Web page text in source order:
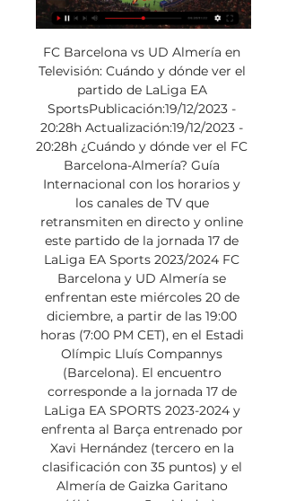
FC Barcelona vs UD Almería en Televisión: Cuándo y dónde ver el partido de LaLiga EA SportsPublicación:19/12/2023 - 20:28h Actualización:19/12/2023 - 20:28h ¿Cuándo y dónde ver el FC Barcelona-Almería? Guía Internacional con los horarios y los canales de TV que retransmiten en directo y online este partido de la jornada 17 de LaLiga EA Sports 2023/2024 FC Barcelona y UD Almería se enfrentan este miércoles 20 de diciembre, a partir de las 19:00 horas (7:00 PM CET), en el Estadi Olímpic Lluís Compannys (Barcelona). El encuentro corresponde a la jornada 17 de LaLiga EA SPORTS 2023-2024 y enfrenta al Barça entrenado por Xavi Hernández (tercero en la clasificación con 35 puntos) y el Almería de Gaizka Garitano (último, con 5 unidades). 

Su objetivo de esta temporada es quedar entre los primeros 7 lugares para obtener un boleto a la Champions League o la Europa League. El objetivo del Almería para este juego es poder quedarse con la victoria y de esa forma acercarse más a su objetivo, será un juego complicado pero no imposible de ganar. Su último juego fue el 17 de diciembre, resultó en un empate contra Mallorca 0 a 0 en el Power Horse Stadium y de esa forma consiguieron otro empate en el torneo. Llegan como los menos favoritos a ganar este partido, sin embargo podrían dar la sorpresa y quedarse con la victoria. 22:50hace 13 horasLos próximos tres jugadores se consideran claves para el ataque ofensivo del Barcelona y es probable que cualquiera de ellos pueda anotar en el partido contra el Almería. El jugador de Polonia Robert Lewandowski (#9) es un gran delantero que lo reconocen como el mayor anotador del equipo y como un gran líder dentro de la cancha. El mediocampista Ilkay Gündogan (#22) es otro distribuidor de juego dentro de la cancha que es de suma importancia, su gran control de balón lo convierten en el mayor asistidor del equipo. 

Directo Barça contra Almería hoy 20 diciembre 2023 TV hace 8 hace 33 minutos — hace 8 minutos — Barcelona vs Almería en vivo: partido online gratis en el estadio Olímpico Lluís Companys por LaLiga EA Sports.

A continuación, repasamos los horarios y dónde ver este partido de fútbol en TV. En España, el Barça-Almería será televisado en directo el miércoles 20 de diciembre a las 19:00 horas​ por los canales M+ LaLiga TV, M+ LaLiga TV 2, M+ LaLiga TV UHD, M+ LaLiga TV (Bar), a través de los operadores Movistar y Orange, que ofrecerán el partido en Internet y con acceso desde tu móvil, tablet, ordenador o Smart TV. Canales de TV que televisan el FC Barcelona-UD Almería en España M+ LaLiga TV: Canal 54 de Movistar y 110 de Orange. M+ LaLiga TV 2: Canal 57 de Movistar y 112 de Orange. M+ LaLiga TV UHD: Canal 440 de Movistar y 111 de Orange LaLiga TV (Bar): Canal 146 de Movistar (exclusivo para bares y locales públicos) Además, diferentes canales Internacionales de TV ofrecen ver el FC Barcelona-UD Almería de la jornada 17 de LaLiga EA SPORTS en directo a través de sus plataformas. Estos son los horarios y canales de televisión que retransmiten en vivo y online el partido FC Barcelona vs UD Almería, pero recuerda que si en tu país no se televisa, puedes seguir con nosotros el minuto y resultado aquí. 

Hoy Barcelona Almería en directo 20/12/2023 hace 5 horas — H hace 2 horas — Marta González Novo. Directo. 00:00 - 23:59. Otros directos Barcelona - Almería, en LaLiga EA Sports: horario y dónde ver en TV ...

23:05hace 13 horasEstos fueron los jugadores que empezaron el partido pasado: Iñaki Peña, Iñigo Martínez, Andreas Christensen, Alejandro Balde, João Cancelo, Pedri, Frenkie de Jong, Oriol Romeu, Robert Lewandowski, Ferran Torres y Lamine Yamal. 23:00hace 13 horasLos próximos tres jugadores se consideran claves para el ataque ofensivo del Almería y es probable que cualquiera de ellos pueda anotar en el partido contra Barcelona. El jugador español Sergio Arribas (#19) es un gran mediocampista que lo reconocen como el mayor anotador del equipo y como un gran líder dentro de la cancha. Su habilidad para controlar el balón y generar jugadas han sido de gran valor para su equipo y podríamos verlo anotar el miércoles. 

11:34hace 19 minutosLa designación arbitral para el juego de hoy es la siguiente: Árbitro central: Guillermo Cuadra Fernández. Árbitro asistente 1: José Luis González González. Árbitro asistente 2: Roberto Díaz Pérez del Palomar. 11:25hace 28 minutosLa última vez que se enfrentaron estos dos equipos fue el 26 de febrero de 2023 y en esa ocasión el partido terminó en una victoria 1 a 0 para Almerìa en el Power Horse Stadium. Aquel enfrentamiento estuvo lleno de faltas, tarjetas amarillas, tiros de esquina y muchos goles que esperamos que se vuelvan a repetir hoy. 

Fútbol en vivo: FC Barcelona vs UD Almería por TV en América En Estados Unidos, el partido de LaLiga EA SPORTS 2023-2024 entre FC Barcelona y UD Almería puede verse en vivo a partir de las 13:00 horas (1:00 PM, Washington) y las 10:00 (10:00 PM, Los Ángeles) a través de ESPN. En Sudamérica, Centroamérica, Caribe, México y Brasil, el partido FC Barcelona contra Almería podrá verse en vivo a través de los siguientes horarios y canales de televisión: Star+, ESPN, ESPN Deportes, DGO, DSports, TSN 4, Tigo Sports+ y SKY Sports. País Horario Canales TV Argentina 15:00 DGO, DSports Bolivia 14:00 canales sin confirmar Brasil Star+, ESPN Canadá 13:00 TSN 4 Chile Colombia Costa Rica 12:00 SKY Sports (504-546) Cuba Ecuador El Salvador Estados Unidos ESPN, ESPN Deportes, Fubo Sports Guatemala Honduras México SKY Sports Nicaragua Panamá Paraguay Tigo Sports+ Perú R Dominicana Uruguay Venezuela Fútbol en vivo: FC Barcelona vs UD Almería por TV en Europa Además de en España, en el resto de Europa también se podrán seguir este partido de LaLiga entre FC Barcelona vs UD Almería. 

Barcelona vs. Almería EN VIVO. Juego César Montes hace 6 horas — Barcelona vs. Almería EN VIVO. Partido de César Montes HOY | LaLiga 2023 Online. Barcelona. Barcelona. Por Jugar. -. -. -. 12 ...

11:15hace 38 minutosBarcelona y Almería se han enfrentado varias veces. Los últimos 5 enfrentamientos han terminado en dos victorias para el Barcelona, hubo un empate y en otras dos ocasiones el ganador fue el Almería. 11:05hace una horaEstamos a poco menos de una para que el partido entre Barcelona y Almería dé comienzo en el Estadio Olímpico Lluís Companys. Ambos equipos saldrán en busca de la victoria. ¿Quién lo logrará esta tarde? Sigue nuestra cobertura en VAVEL. 23:20hace 13 horasEn unos momentos les compartiremos las alineaciones iniciales de Barcelona vs Almería, además de la más reciente información que surja desde el Estadio Olímpico Lluís Companys. No pierdas detalle del partido con el minuto a minuto y en directo online de VAVEL. 

En Francia, por ejemplo, se podrá seguir en vivo y en directo el duelo en beIN SPORTS MAX 4 y beIN SPORTS MAX 6 a partir de las 19:00 horas, mismo horario que en España. Por otro lado, en el Reino Unido se podrá ver este choque por LaLiga TV y otras plataformas a las 18:00 horas, igual que en la República de Irlanda. Alemania 19:00 DAZN, OneFootball PPV Austria DAZN Dinamarca TV2 Play, TV2 Sport X Francia beIN SPORTS MAX 4 y beIN SPORTS MAX 6 Finlandia 20:00 C More Suomi Italia República de Irlanda 18:00 LaLiga TV, Viaplay Sports 1 Noruega TV 2 Play, TV 2 Play Premium Portugal Eleven Sports 1 Inglaterra Suecia TV4 Fotboll, TV4 Play+ Sports, TV4 Play+ Total ¿Qué partidos se juegan en la jornada 17 de LaLiga EA SPORTS 2023-2024? Repasamos los horarios y los resultados de todos los partidos de la jornada 17 de LaLiga EA SPORTS para la temporada 2023-2024: VER ¿Qué partidos juega el FC Barcelona esta temporada 2023-2024? En esta temporada 2023-2024, el FC Barcelona disputa LaLiga, Copa del Rey, Supercopa de España y Champions League. 

El delantero Largie Ramazani (#7) es otro distribuidor de juego dentro de la cancha que es de suma importancia, su gran control de balón lo convierten en el mayor asistidor del equipo. Por último, el portero de 24 años Luís Maximiano (#25) es uno de los mejores porteros de LaLiga, su estatura le permite atajar casi cualquier balón y es muy importante para que su equipo no reciba gol el miércoles. 22:55hace 13 horasAlmería tuvo un mal inicio en la temporada 2023-2024 de LaLiga, se encuentran en la última posición de la tabla general luego de 0 partidos ganados, 5 empatados y 12 perdidos juntan 5 puntos. 

horario y dónde ver el fc barcelona almería de la liga ea hace 1 hora — FC Barcelona - Almería, en vivo: Alineaciones, horario y dónde ver El FC Barcelona, después de partido contra el Almería, partirá hacia ...

23:15hace 13 horasEl partido será transmitido por televisión en Sky HD y en streaming por Blue To Go Video Everywhere. Si quieres ver el partido en vivo por internet, VAVEL es tu mejor opción. 23:10hace 13 horasEstos fueron los jugadores que empezaron el partido pasado: Luís Maximiano, César Montes, Edgar González, Chumi, Dion Lopy, Lucas Robertone, Sergio Akieme, Alejandro Pozo, Léo Baptistão, Adrián Embarba y Sergio Arribas. 

Por último, el portero de 24 años Iñaki Peña (#13) es uno de los mejores porteros de LaLiga, su estatura le permite atajar casi cualquier balón y es muy importante para que su equipo no reciba gol el miércoles. 22:45hace 13 horasEl equipo de fútbol de Barcelona inició bien la temporada 2023-2024 de LaLiga (primera división de fútbol de España), se encuentran en la cuarta posición de la tabla general con 10 partidos ganados, 5 empatados y 2 perdidos consiguiendo 35 puntos. 

Cuándo y dónde ver el partido de LaLiga EA Sports hace 22 horas — En España, el Barça-Almería será televisado en directo el miércoles 20 de diciembre a las 19:00 horas​ por los canales M+ LaLiga TV, M+ LaLiga ...

Barcelona vs Almería EN VIVO hoy (0-0) | 20/12/2023EN VIVOMinuto a minuto del partido Barcelona vs Almería en vivo y online, correspondiente a la Jornada 18 de LaLiga. Horario del partido Barcelona vs Almería: 12:00 horas (CDMX). Sigue el resultado en VAVEL. Barcelona 11:50hace 3 m